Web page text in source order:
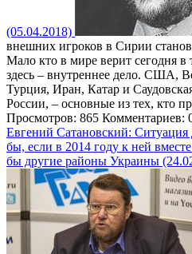
(05.04.2018)
внешних игроков в Сирии
Мало кто в мире верит сегодня в
здесь – внутреннее дело. США,
Турция, Иран, Катар и
России, – основные из тех, кто
Просмотров: 865 Комментариев:
Евгений Сатановский: Ситуация
бы, если в 2014 году к ней
бы другие районы Украины